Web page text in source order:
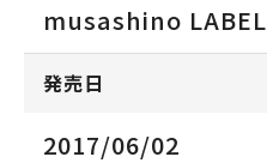
musashino LABEL
発売日
2017/06/02